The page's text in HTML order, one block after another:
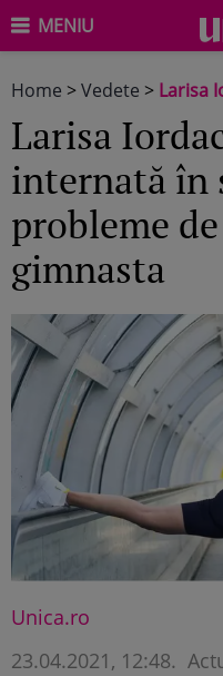
MENIU
Home >Vedete > Larisa
Larisa
internată în
probleme
gimnasta
Unica.ro
23.04.2021, 12:48.